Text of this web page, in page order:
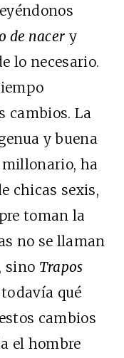
de nacer y
lo necesario.
cambios. La
y buena
millonario, ha
chicas sexis,
toman la
no se llaman
, sino Trapos
todavía qué
cambios
el hombre